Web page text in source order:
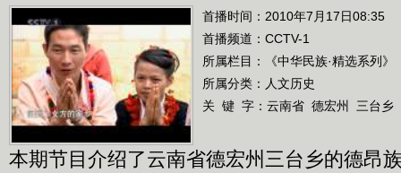
首播时间：2010年7月17日08:35
首播频道： CCTV-1
所属栏目：
《中华民族·精选系列》
所属分类：人文历史
关 键 字： 云南省 德宏州 三台乡
本期节目介绍了云南省德宏州三台乡的德昂